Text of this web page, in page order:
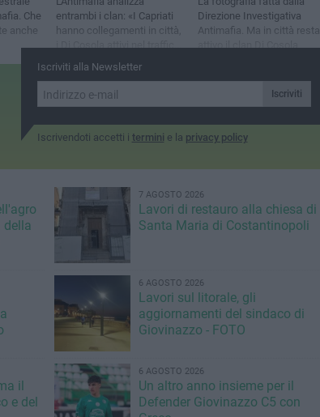
Che
anche
entrambi i clan: «I Capriati
hanno collegamenti in città,
i Di Cosola attivi nel traffico
di stupefacenti»
Direzione Investigativa
Antimafia. Ma in città resta
attivo il clan Di Cosola
Iscriviti alla Newsletter
Iscriviti
Iscrivendoti accetti i termini e la privacy policy
della
7 AGOSTO 2026
Lavori di restauro alla chiesa di
Santa Maria di Costantinopoli
6 AGOSTO 2026
Lavori sul litorale, gli
aggiornamenti del sindaco di
Giovinazzo - FOTO
il
e del
6 AGOSTO 2026
Un altro anno insieme per il
Defender Giovinazzo C5 con